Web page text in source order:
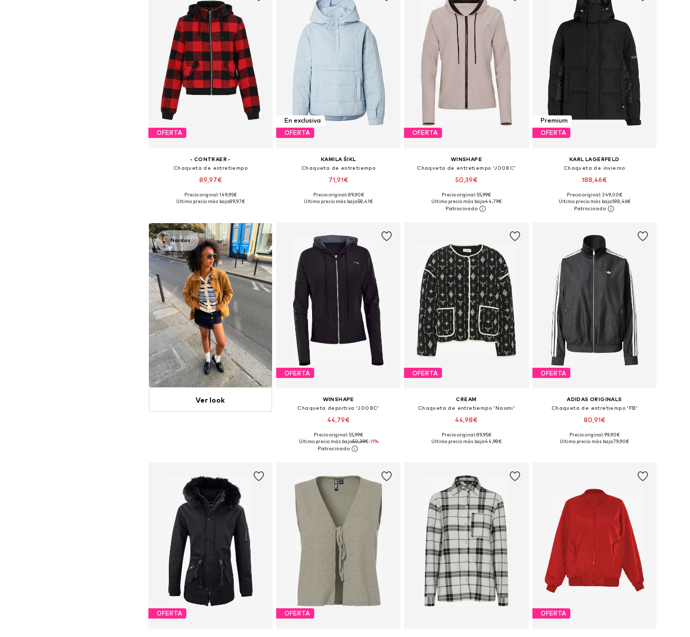
OFERTA
- CONTRAER -
Chaqueta de entretiempo
89,97€
Tallas disponibles: XS, S, M, L, XL
Precio original: 149,95€
Último precio más bajo:89,97€
En exclusiva
OFERTA
KAMILA ŠIKL
Chaqueta de entretiempo
71,91€
Tallas disponibles: XS, S, M, L
Precio original: 89,90€
Último precio más bajo:58,41€
OFERTA
WINSHAPE
Chaqueta de entretiempo 'J008C'
50,39€
Tallas disponibles: S, M, L, XL, XXL
Añadir a la cesta
Precio original: 55,99€
Último precio más bajo:44,79€
Premium
OFERTA
KARL LAGERFELD
Chaqueta de invierno
188,46€
Tallas disponibles: XS, S, M, L, XL, XXL
Añadir a la cesta
Precio original: 349,00€
Último precio más bajo:188,46€
Nardos
Ver look
OFERTA
WINSHAPE
Chaqueta deportiva 'J008C'
44,79€
Tallas disponibles: XS, S, M, L, XL, XXL
Añadir a la cesta
Precio original: 55,99€
Último precio más bajo:50,39€-11%
OFERTA
CREAM
Chaqueta de entretiempo 'Naomi'
44,98€
Tallas disponibles: S, M, L, XL, XXL
Precio original: 89,95€
Último precio más bajo:44,98€
OFERTA
ADIDAS ORIGINALS
Chaqueta de entretiempo 'FB'
80,91€
Tallas disponibles: XS, S, M, L, XL
Precio original: 99,90€
Último precio más bajo:79,90€
OFERTA OFERTA OFERTA